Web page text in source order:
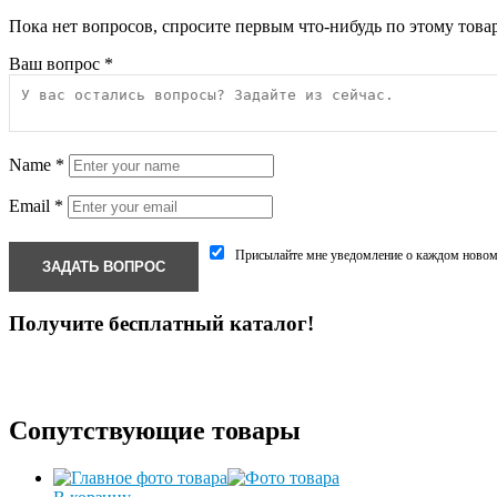
Пока нет вопросов, спросите первым что-нибудь по этому
Ваш вопрос *
Name *
Email *
Присылайте мне уведомление о каждом новом
Получите бесплатный каталог!
Сопутствующие товары